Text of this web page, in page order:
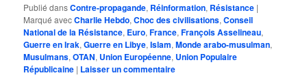
Publié dansContre-propagande, Réinformation, Résistance |
Marqué avecCharlie Hebdo,Choc des civilisations,Conseil
National de la Résistance, Euro,France,François Asselineau,
Guerre en Irak,Guerre en Libye,Islam,Monde arabo-musulman,
Musulmans,OTAN, Union Européenne, Union Populaire
Républicaine | Laisser un commentaire